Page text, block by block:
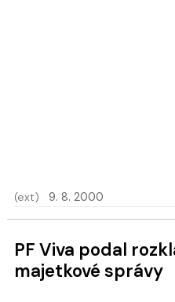
(ext) 9. 8. 2000
PF Viva podal rozklad proti zavedení
majetkové správy